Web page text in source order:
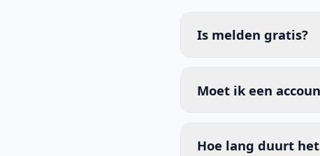
Is melden gratis?
Moet ik een
Hoe lang duurt